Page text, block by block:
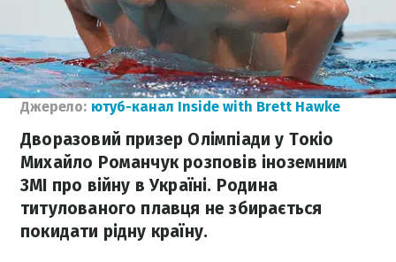
Джерело: ютуб-канал Inside with Brett Hawke
Дворазовий призер Олімпіади у Токіо
Михайло Романчук розповів іноземним
ЗМІ про війну в Україні. Родина
титулованого плавця не збирається
покидати рідну країну.